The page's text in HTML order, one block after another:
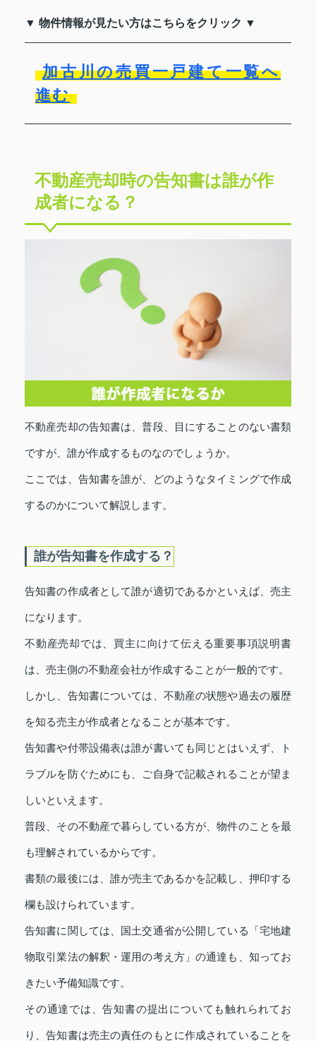
▼ 物件情報が見たい方はこちらをクリック ▼
加古川の売買一戸建て一覧へ
進む
不動産売却時の告知書は誰が作
成者になる？
不動産売却の告知書は、普段、目にすることのない書類
ですが、誰が作成するものなのでしょうか。
ここでは、告知書を誰が、どのようなタイミングで作成
するのかについて解説します。
誰が告知書を作成する？
告知書の作成者として誰が適切であるかといえば、売主
になります。
不動産売却では、買主に向けて伝える重要事項説明書
は、売主側の不動産会社が作成することが一般的です。
しかし、告知書については、不動産の状態や過去の履歴
を知る売主が作成者となることが基本です。
告知書や付帯設備表は誰が書いても同じとはいえず、ト
ラブルを防ぐためにも、ご自身で記載されることが望ま
しいといえます。
普段、その不動産で暮らしている方が、物件のことを最
も理解されているからです。
書類の最後には、誰が売主であるかを記載し、押印する
欄も設けられています。
告知書に関しては、国土交通省が公開している「宅地建
物取引業法の解釈・運用の考え方」の通達も、知ってお
きたい予備知識です。
その通達では、告知書の提出についても触れられてお
り、告知書は売主の責任のもとに作成されていることを